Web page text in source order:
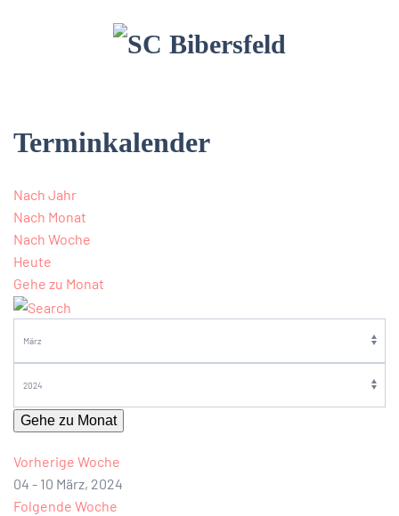
Terminkalender
Nach Jahr
Nach Monat
Nach Woche
Heute
Gehe zu Monat
Gehe zu Monat
Vorherige Woche
04 - 10 März, 2024
Folgende Woche